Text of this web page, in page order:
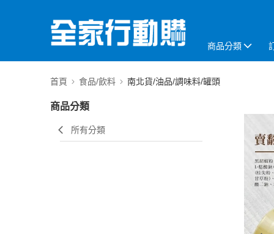
商品分類
首頁 食品/飲料 南北貨/油品/調味料/罐頭
商品分類
所有分類